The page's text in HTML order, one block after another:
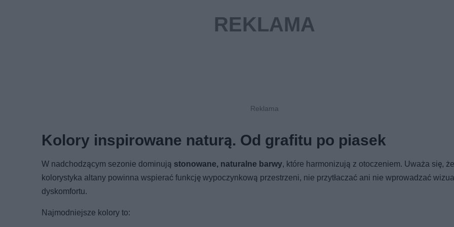
Kolory inspirowane naturą. Od grafitu po piasek
W nadchodzącym sezonie dominują stonowane, naturalne barwy, które harmonizują z otoczeniem. Uważa się, że
kolorystyka altany powinna wspierać funkcję wypoczynkową przestrzeni, nie przytłaczać ani nie wprowadzać
dyskomfortu.
Najmodniejsze kolory to: